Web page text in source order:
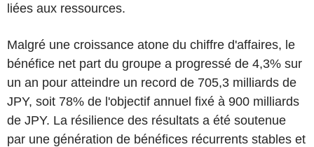
liées aux ressources.
Malgré une croissance atone du chiffre d'affaires, le
bénéfice net part du groupe a progressé de 4,3% sur
un an pour atteindre un record de 705,3 milliards de
JPY, soit 78% de l'objectif annuel fixé à 900 milliards
de JPY. La résilience des résultats a été soutenue
par une génération de bénéfices récurrents stables et